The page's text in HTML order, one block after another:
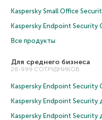
Kaspersky Small Office
Kaspersky Endpoint Security
Все продукты
Для среднего бизнеса
26-999 СОТРУДНИКОВ
Kaspersky Endpoint Security
Kaspersky Endpoint Security
Kaspersky Endpoint Security